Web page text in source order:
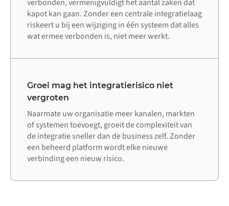
verbonden, vermenigvuldigt het aantal zaken dat
kapot kan gaan. Zonder een centrale integratielaag
riskeert u bij een wijziging in één systeem dat alles
wat ermee verbonden is, niet meer werkt.
Groei mag het integratierisico niet
vergroten
Naarmate uw organisatie meer kanalen, markten
of systemen toevoegt, groeit de complexiteit van
de integratie sneller dan de business zelf. Zonder
een beheerd platform wordt elke nieuwe
verbinding een nieuw risico.